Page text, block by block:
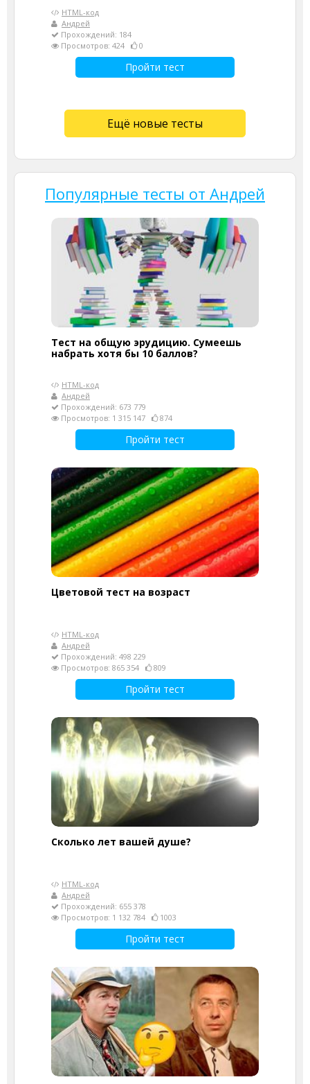
HTML-код
Андрей
Прохождений: 184
Просмотров: 424
0
Пройти тест
Ещё новые тесты
Популярные тесты от Андрей
Тест на общую эрудицию. Сумеешь
набрать хотя бы 10 баллов?
HTML-код
Андрей
Прохождений: 673 779
Просмотров: 1 315 147
874
Пройти тест
Цветовой тест на возраст
HTML-код
Андрей
Прохождений: 498 229
Просмотров: 865 354
809
Пройти тест
Cколько лет вашей душе?
HTML-код
Андрей
Прохождений: 655 378
Просмотров: 1 132 784
1003
Пройти тест